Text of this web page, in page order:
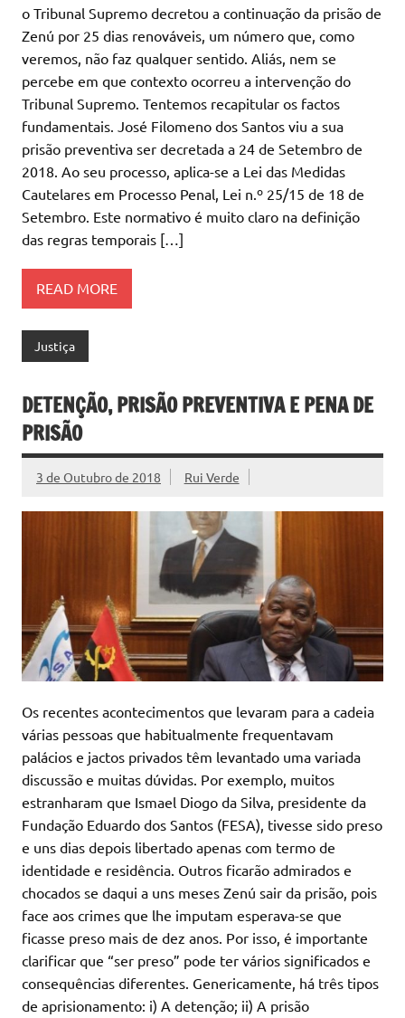
o Tribunal Supremo decretou a continuação da prisão de
Zenú por 25 dias renováveis, um número que, como
veremos, não faz qualquer sentido. Aliás, nem se
percebe em que contexto ocorreu a intervenção do
Tribunal Supremo. Tentemos recapitular os factos
fundamentais. José Filomeno dos Santos viu a sua
prisão preventiva ser decretada a 24 de Setembro de
2018. Ao seu processo, aplica-se a Lei das Medidas
Cautelares em Processo Penal, Lei n.º 25/15 de 18 de
Setembro. Este normativo é muito claro na definição
das regras temporais […]
READ MORE
Justiça
DETENÇÃO, PRISÃO PREVENTIVA E PENA DE
PRISÃO
3 de Outubro de 2018 Rui Verde
Os recentes acontecimentos que levaram para a cadeia
várias pessoas que habitualmente frequentavam
palácios e jactos privados têm levantado uma variada
discussão e muitas dúvidas. Por exemplo, muitos
estranharam que Ismael Diogo da Silva, presidente da
Fundação Eduardo dos Santos (FESA), tivesse sido preso
e uns dias depois libertado apenas com termo de
identidade e residência. Outros ficarão admirados e
chocados se daqui a uns meses Zenú sair da prisão, pois
face aos crimes que lhe imputam esperava-se que
ficasse preso mais de dez anos. Por isso, é importante
clarificar que “ser preso” pode ter vários significados e
consequências diferentes. Genericamente, há três tipos
de aprisionamento: i) A detenção; ii) A prisão